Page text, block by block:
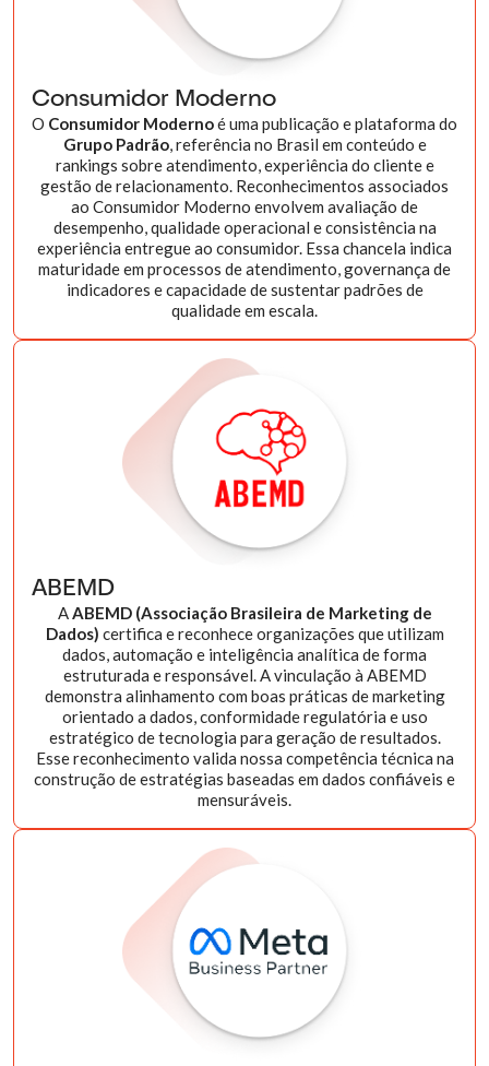
Consumidor Moderno
O Consumidor Modernoé uma publicação e plataforma do
Grupo Padrão, referência no Brasil em conteúdo e
rankings sobre atendimento, experiência do cliente e
gestão de relacionamento. Reconhecimentos associados
ao Consumidor Moderno envolvem avaliação de
desempenho, qualidade operacional e consistência na
experiência entregue ao consumidor. Essa chancela indica
maturidade em processos de atendimento, governança de
indicadores e capacidade de sustentar padrões de
qualidade em escala.
ABEMD
AABEMD (Associação Brasileira de Marketing de
Dados) certifica e reconhece organizações que utilizam
dados, automação e inteligência analítica de forma
estruturada e responsável. A vinculação à ABEMD
demonstra alinhamento com boas práticas de marketing
orientado a dados, conformidade regulatória e uso
estratégico de tecnologia para geração de resultados.
Esse reconhecimento valida nossa competência técnica na
construção de estratégias baseadas em dados confiáveis e
mensuráveis.